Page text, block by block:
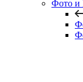
Фото и